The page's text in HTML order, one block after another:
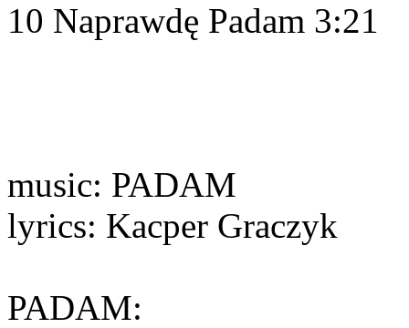
10 Naprawdę Padam 3:21
music: PADAM
lyrics: Kacper Graczyk
PADAM: